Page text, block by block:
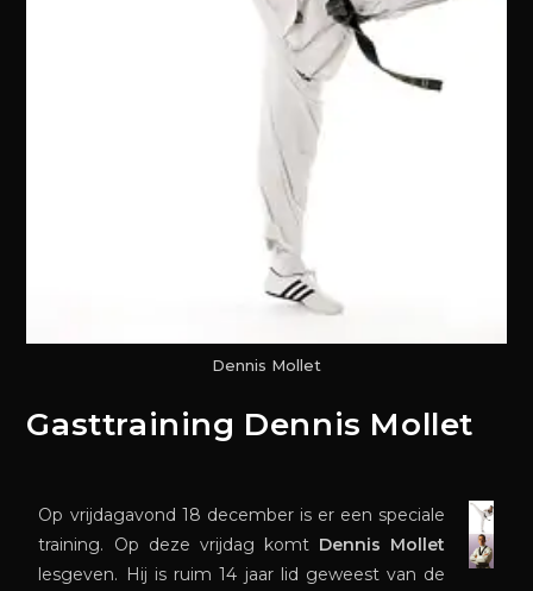
Dennis Mollet
Gasttraining Dennis Mollet
Op vrijdagavond 18 december is er een speciale
training. Op deze vrijdag komt Dennis Mollet
lesgeven. Hij is ruim 14 jaar lid geweest van de